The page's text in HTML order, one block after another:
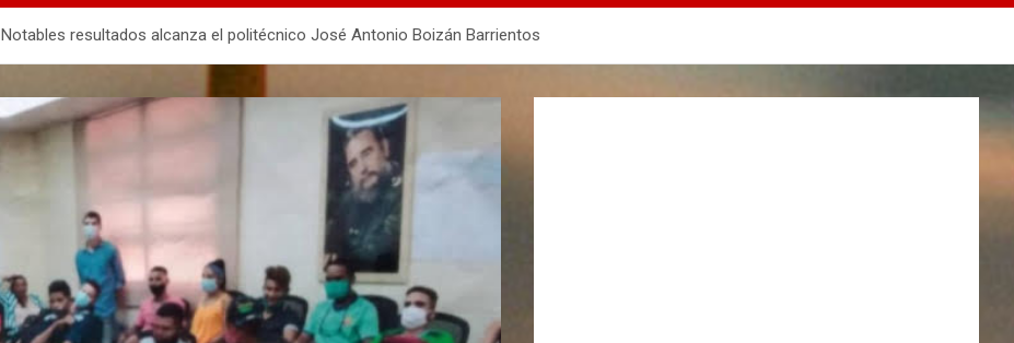
Notables resultados alcanza el politécnico José Antonio Boizán Barrientos